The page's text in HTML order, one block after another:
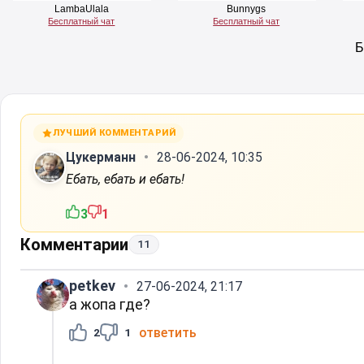
ЛУЧШИЙ КОММЕНТАРИЙ
Цукерманн
28-06-2024, 10:35
Ебать, ебать и ебать!
3 1
Комментарии 11
petkev 27-06-2024, 21:17
а жопа где?
2 1 ответить